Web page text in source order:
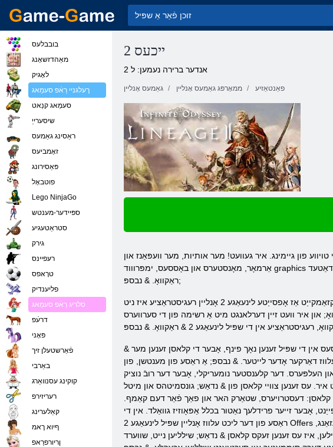
ייכעס 2
אנדער ברירה נעמען: ל 2
גאַמעס אָנליין ממאָרפּג גאַמעס אָנליין פאַנטאַזיע
- אָנליין שפּיל & נבספּ; לינעאַגע 2 איז אויך גאַנץ אינגיכן וואַן די טויווע פון ​​גיימינג. איר געוועט! מער אותיות, מער וועפּאַנז און
אַרמאָר, מאָנסטערס און באָססעס, ימפּרוווד graphics און ופּדאַטעד Gameplay & נדאַש; אין לינעאַגע 2 אָנליין איר טאָן ניט האָבן צו כאַפּן זיך טראכטן אַז די & לאַקוואָ, אַלע דעם האט שוין &
ראַקוואָ. & נבספּ;
צו געבן זיך צו אַרייַנציען דעם נייַ און אַניקספּלאָרד דעם אַלורינג וועלט, איר דאַרפֿן צו באַקומען אַ חשבון. מיר ציען דיין ופמערקזאַמקייַט אַז אָפסייַטע לינעאַגע 2 אָנליין רעגיסטראַציע איז ניט
געטאן אויף די סערווער זייַט מוזן זיין שטעלן צו זוכן פֿאַר & לאַקוואָ, רעגיסטראַציע & נבספּ; לינעאַגע 2 & ראַקוואָ; און איר וועט זיין דערלאנגט מיט אַ רשימה פון די סערווערס
עס ס צייַט צו מאַכן דיין כאַראַקטער. ראַסעס אין די שפּיל זענען נאָך פינף, אָבער די קלאסן זענען מער &
יומאַנז (די מענטשן), דוואָרווז, עלווז דאַרקער אָדער לייטער. & נבספּ; אַ ראַסע פון ​​מענטשן, פון
העלפּערס. דער קלענסטער נומעריקלי, אָבער דער רובֿ נוציק
עס זענען צוויי קלאסן פון & נדאַש; גונסמיטהס און מיטל
קלאסן: דעסטרויערס, שטאַרק האר און פאַך פֿאַר דעם קאַמף.
אָבער זייער פרידלעך נאַטור בכלל אַפּאָוזיז גוואַלד. אין די
ראַסע פון ​​דער ליכט עלווז אָנליין שפּיל לינעאַגע 2 Offers אונדז צו קלייַבן איינער פון די זיבן קלאסן & נדאַש; געזאַנג שווערד, נייט פון די מזבח, די קלאָר ראַנער זילבער הונטער, ספּעלל געזאַנג,
איז עס זענען זעקס קלאסן & נדאַש; שילליען נייט, שווערד
בובבלעס
מאַהדזשאָנג
לאָגיק
ךעלגניי רַאֿפ סעמַאג
סעמַאג קנַאט
שיסערייַ
ראַסינג גאַמעס
זאָמביעס
פּאַסירונג
פוטבאָל
Lego NinjaGo
ספּיידער-מענטש
סטראַטעגיע
גירק
רעּפיינס
טרָאּפס
פליענדיק
סלריג רַאֿפ סעמַאג
דרעֿפ
פּאָני
פֿאַרשטעלן זיך
באַרבי
קוקינג עסנוואַרג
רעריזירפ
קאַלערינג
ףיוא ךאמ
ןריורפרַאפ